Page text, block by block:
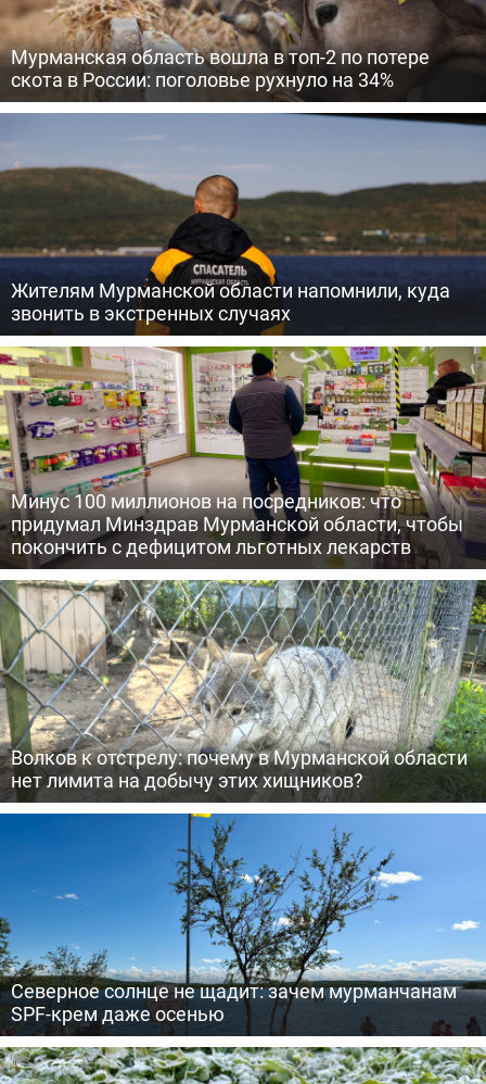
Мурманская область вошла в топ-2 по потере
скота в России: поголовье рухнуло на 34%
Жителям Мурманской области напомнили, куда
звонить в экстренных случаях
Минус 100 миллионов на посредников: что
придумал Минздрав Мурманской области, чтобы
покончить с дефицитом льготных лекарств
Волков к отстрелу: почему в Мурманской области
нет лимита на добычу этих хищников?
Северное солнце не щадит: зачем мурманчанам
SPF-крем даже осенью